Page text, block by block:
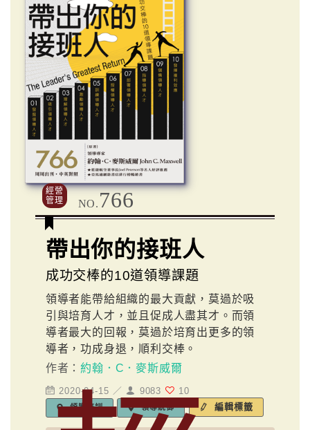
經營
管理
NO. 766
帶出你的接班人
成功交棒的10道領導課題
領導者能帶給組織的最大貢獻，莫過於吸
引與培育人才，並且促成人盡其才。而領
導者最大的回報，莫過於培育出更多的領
導者，功成身退，順利交棒。
作者：約翰．C．麥斯威爾
2020-04-15 ／ 9083 10
領導培訓 領導統御 編輯標籤